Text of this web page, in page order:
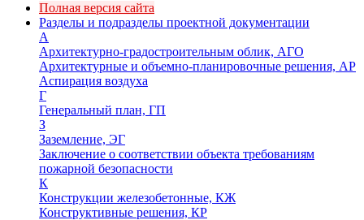
Полная версия сайта
Разделы и подразделы проектной документации
А
Архитектурно-градостроительным облик, АГО
Архитектурные и объемно-планировочные решения, АР
Аспирация воздуха
Г
Генеральный план, ГП
З
Заземление, ЭГ
Заключение о соответствии объекта требованиям
пожарной безопасности
К
Конструкции железобетонные, КЖ
Конструктивные решения, КР